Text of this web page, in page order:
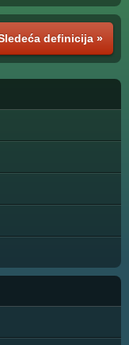
definicija »